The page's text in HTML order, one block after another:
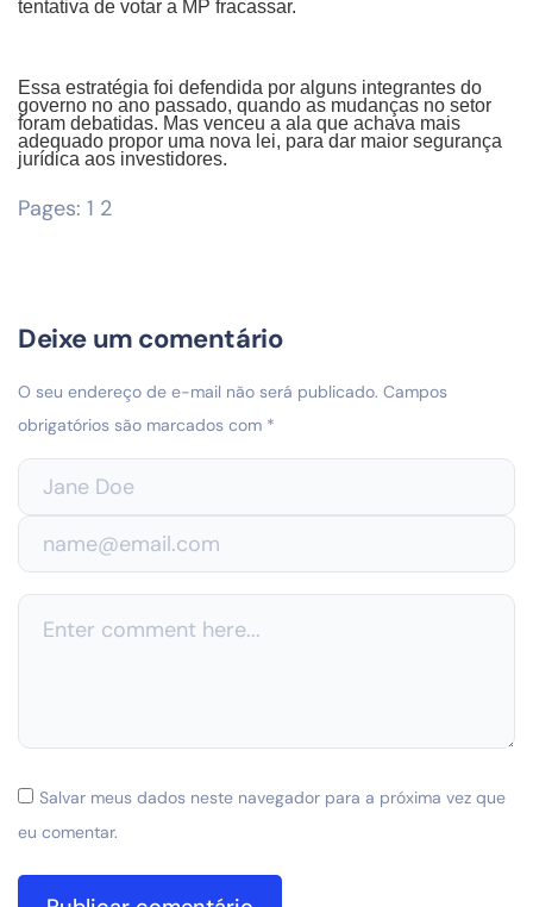
tentativa de votar a MP fracassar.
Essa estratégia foi defendida por alguns integrantes do
governo no ano passado, quando as mudanças no setor
foram debatidas. Mas venceu a ala que achava mais
adequado propor uma nova lei, para dar maior segurança
jurídica aos investidores.
Pages: 1 2
Deixe um comentário
O seu endereço de e-mail não será publicado. Campos
obrigatórios são marcados com *
Salvar meus dados neste navegador para a próxima vez que
eu comentar.